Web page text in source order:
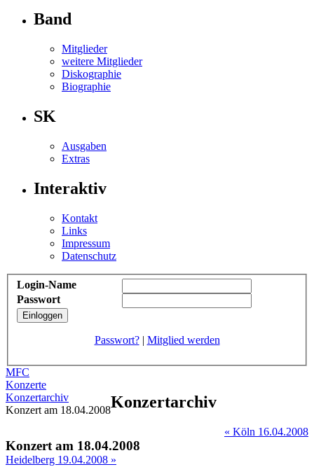
Band
Mitglieder
weitere Mitglieder
Diskographie
Biographie
SK
Ausgaben
Extras
Interaktiv
Kontakt
Links
Impressum
Datenschutz
Login-Name
Passwort
Passwort?| Mitglied werden
MFC
Konzerte
Konzertarchiv
Konzert am 18.04.2008Konzertarchiv
« Köln 16.04.2008
Konzert am 18.04.2008
Heidelberg 19.04.2008 »